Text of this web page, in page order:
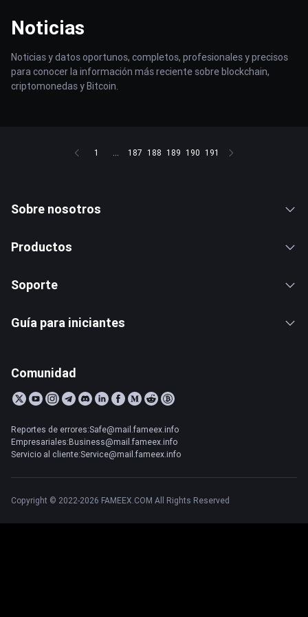
Noticias
Noticias y datos oportunos, completos, profesionales y precisos
para conocer la información más reciente sobre blockchain,
criptomonedas y Bitcoin.
1 ... 187 188 189 190 191
Sobre nosotros
Productos
Soporte
Guía para iniciantes
Comunidad
Reportes de errores:Safe@mail.fameex.info
Empresariales:Business@mail.fameex.info
Servicio al cliente:Service@mail.fameex.info
Copyright © 2022-2026 FAMEEX.COM All Rights Reserved